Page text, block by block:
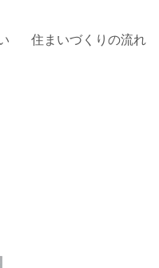
住まいづくりの流れ